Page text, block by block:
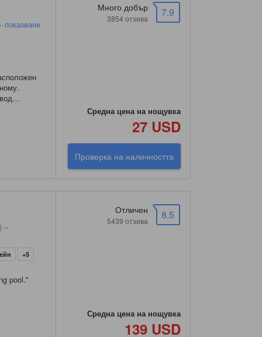
7.9
Много добър
3854 отзива
Средна цена на нощувка
27 USD
Проверка на наличността
–
+5
pool."
8.5
Отличен
5439 отзива
Средна цена на нощувка
139 USD